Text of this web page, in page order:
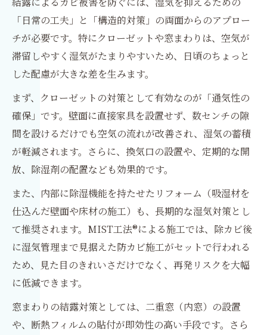
「日常の工夫」と「構造的対策」の両面からのアプロー
チが必要です。特にクローゼットや窓まわりは、空気が
滞留しやすく湿気がたまりやすいため、日頃のちょっと
した配慮が大きな差を生みます。
まず、クローゼットの対策として有効なのが「通気性の
確保」です。壁面に直接家具を設置せず、数センチの隙
間を設けるだけでも空気の流れが改善され、湿気の蓄積
が軽減されます。さらに、換気口の設置や、定期的な開
放、除湿剤の配置なども効果的です。
また、内部に除湿機能を持たせたリフォーム（吸湿材を
仕込んだ壁面や床材の施工）も、長期的な湿気対策とし
て推奨されます。MIST工法®による施工では、除カビ後
に湿気管理まで見据えた防カビ施工がセットで行われる
ため、見た目のきれいさだけでなく、再発リスクを大幅
に低減できます。
窓まわりの結露対策としては、二重窓（内窓）の設置
や、断熱フィルムの貼付が即効性の高い手段です。さら